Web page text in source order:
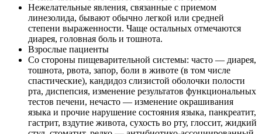
Нежелательные явления, связанные с приемом
линезолида, бывают обычно легкой или средней
степени выраженности. Чаще остальных отмечаются
диарея, головная боль и тошнота.
Взрослые пациенты
Со стороны пищеварительной системы: часто — диарея,
тошнота, рвота, запор, боли в животе (в том числе
спастические), кандидоз слизистой оболочки полости
рта, диспепсия, изменение результатов функциональных
тестов печени, нечасто — изменение окрашивания
языка и прочие нарушение состояния языка, панкреатит,
гастрит, вздутие живота, сухость во рту, глоссит, жидкий